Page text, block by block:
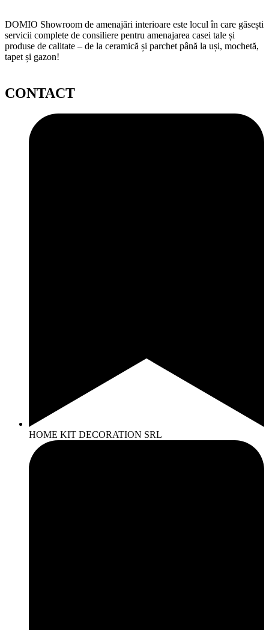
DOMIO Showroom de amenajări interioare este locul în care găsești
servicii complete de consiliere pentru amenajarea casei tale și
produse de calitate – de la ceramică și parchet până la uși, mochetă,
tapet și gazon!
CONTACT
HOME KIT DECORATION SRL